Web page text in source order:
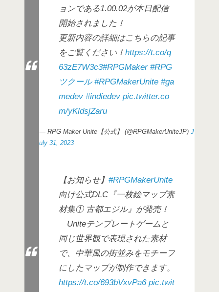
ョンである1.00.02が本日配信
開始されました！
更新内容の詳細はこちらの記事
をご覧ください！ https://t.co/q
63zE7W3c3#RPGMaker #RPG
ツクール #RPGMakerUnite #ga
medev #indiedev pic.twitter.co
m/yKldsjZaru
— RPG Maker Unite【公式】 (@RPGMakerUniteJP) J
uly 31, 2023
【お知らせ】 #RPGMakerUnite
向け公式DLC『一枚絵マップ素
材集① 古都エジル』が発売！
Uniteテンプレートゲームと
同じ世界観で表現された素材
で、中華風の街並みをモチーフ
にしたマップが制作できます。
https://t.co/693bVxvPa6 pic.twit